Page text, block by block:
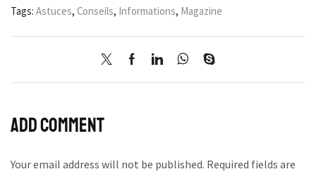
Tags: Astuces, Conseils, Informations, Magazine
Add comment
Your email address will not be published. Required fields are